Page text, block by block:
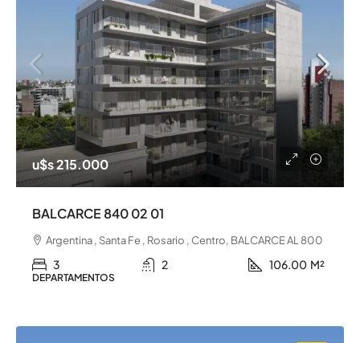
u$s 215.000
BALCARCE 840 02 01
Argentina , Santa Fe , Rosario , Centro, BALCARCE AL 800
3 2 106.00 M²
DEPARTAMENTOS